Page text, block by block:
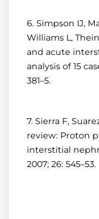
6. Simpson IJ,
Williams L,
and acute
analysis of 15
381–5.
7. Sierra F,
review: Proton
interstitial
2007; 26: 545–53.